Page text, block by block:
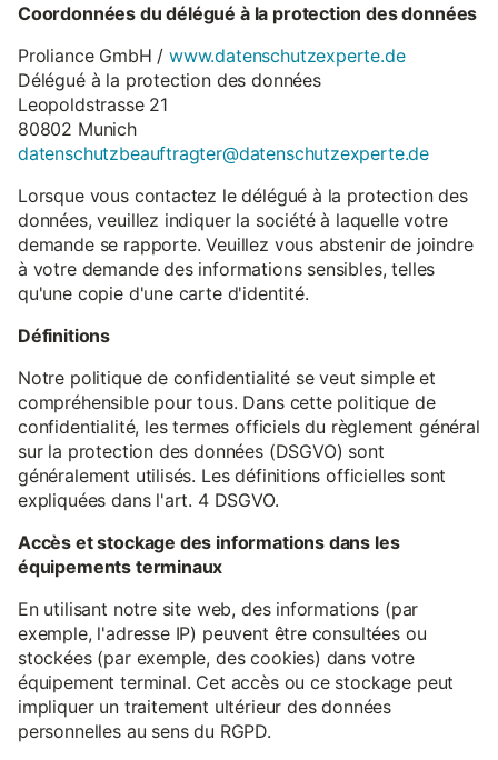
Coordonnées du délégué à la protection des données
Proliance GmbH /www.datenschutzexperte.de
Délégué à la protection des données
Leopoldstrasse 21
80802 Munich
datenschutzbeauftragter@datenschutzexperte.de
Lorsque vous contactez le délégué à la protection des
données, veuillez indiquer la société à laquelle votre
demande se rapporte. Veuillez vous abstenir de joindre
à votre demande des informations sensibles, telles
qu'une copie d'une carte d'identité.
Définitions
Notre politique de confidentialité se veut simple et
compréhensible pour tous. Dans cette politique de
confidentialité, les termes officiels du règlement général
sur la protection des données (DSGVO) sont
généralement utilisés. Les définitions officielles sont
expliquées dans l'art. 4 DSGVO.
Accès et stockage des informations dans les
équipements terminaux
En utilisant notre site web, des informations (par
exemple, l'adresse IP) peuvent être consultées ou
stockées (par exemple, des cookies) dans votre
équipement terminal. Cet accès ou ce stockage peut
impliquer un traitement ultérieur des données
personnelles au sens du RGPD.